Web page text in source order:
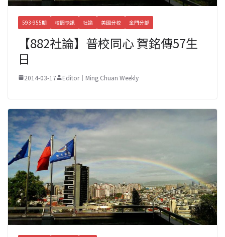
593-955期 校園快訊 社論 美國分校 金門分部
【882社論】普校同心 賀銘傳57生
日
2014-03-17 Editor｜Ming Chuan Weekly